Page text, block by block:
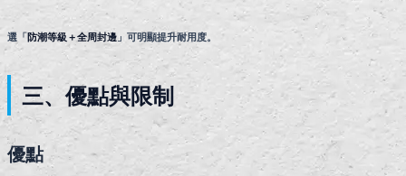
選「防潮等級＋全周封邊 」可明顯提升耐用度。
三、優點與限制
優點